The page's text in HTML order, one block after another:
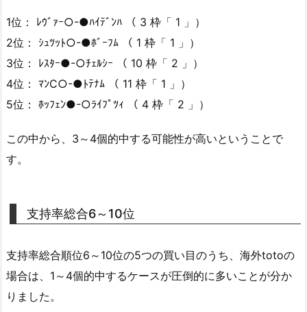
1位： ﾚｳﾞｧｰ○-●ﾊｲﾃﾞﾝﾊ （ 3 枠「 1 」）
2位： ｼｭﾂｯﾄ○-●ﾎﾞｰﾌﾑ （ 1 枠「 1 」）
3位： ﾚｽﾀｰ●-○ﾁｪﾙｼｰ （ 10 枠「 2 」）
4位： ﾏﾝC○-●ﾄﾃﾅﾑ （ 11 枠「 1 」）
5位： ﾎｯﾌｪﾝ●-○ﾗｲﾌﾟﾂｨ （ 4 枠「 2 」）
この中から、3～4個的中する可能性が高いということで
す。
支持率総合6～10位
支持率総合順位6～10位の5つの買い目のうち、海外totoの
場合は、1～4個的中するケースが圧倒的に多いことが分か
りました。